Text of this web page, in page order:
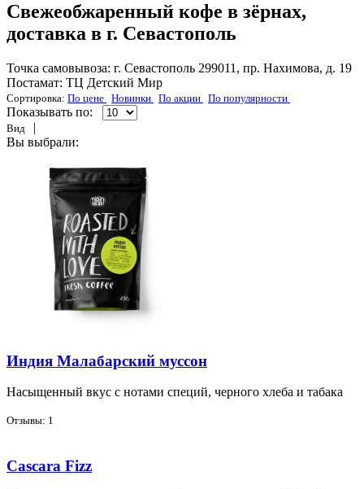
Свежеобжаренный кофе в зёрнах,
доставка в г. Севастополь
Точка самовывоза: г. Севастополь 299011, пр. Нахимова, д. 19
Постамат: ТЦ Детский Мир
Сортировка: По цене Новинки По акции По популярности
Показывать по:
Вид
|
Вы выбрали:
Индия Малабарский муссон
На­сы­щен­ный вкус с но­та­ми спе­ций, чер­но­го хле­ба и та­ба­ка
Отзывы: 1
Cascara Fizz